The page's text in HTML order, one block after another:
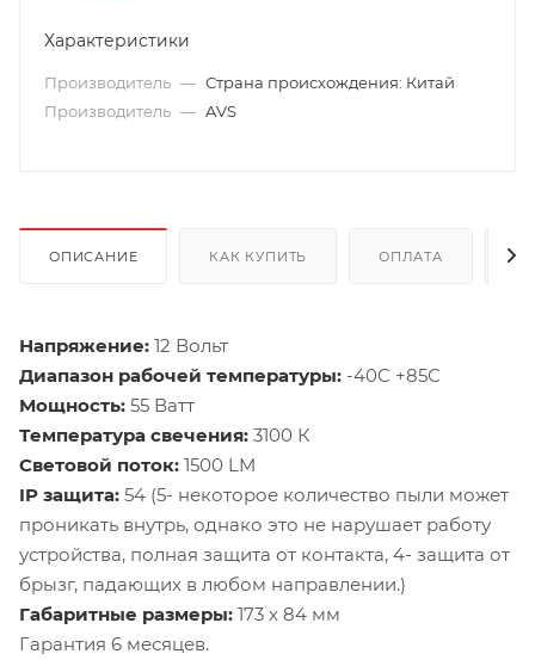
Характеристики
Производитель — Страна происхождения: Китай
Производитель — AVS
ОПИСАНИЕ КАК КУПИТЬ ОПЛАТА
Напряжение: 12 Вольт
Диапазон рабочей температуры: -40С +85С
Мощность: 55 Ватт
Температура свечения: 3100 К
Световой поток: 1500 LM
IP защита: 54 (5- некоторое количество пыли может
проникать внутрь, однако это не нарушает работу
устройства, полная защита от контакта, 4- защита от
брызг, падающих в любом направлении.)
Габаритные размеры: 173 х 84 мм
Гарантия 6 месяцев.